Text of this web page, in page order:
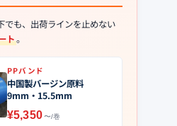
でも、出荷ラインを止めない
ト。
PPバンド
中国製バージン原料
9mm・15.5mm
¥5,350〜/巻